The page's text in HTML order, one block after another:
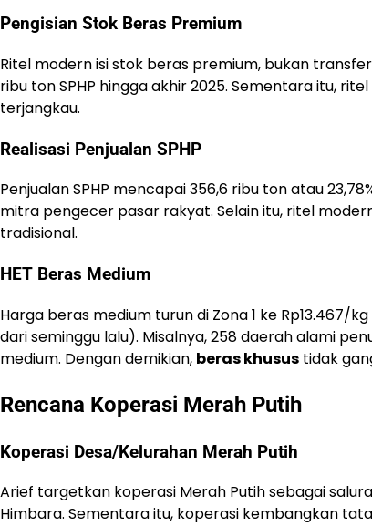
Pengisian Stok Beras Premium
Ritel modern isi stok beras premium, bukan
ribu ton SPHP hingga akhir 2025. Sementara itu,
terjangkau.
Realisasi Penjualan SPHP
Penjualan SPHP mencapai 356,6 ribu ton atau
mitra pengecer pasar rakyat. Selain itu, ritel
tradisional.
HET Beras Medium
Harga beras medium turun di Zona 1 ke Rp13.467/
dari seminggu lalu). Misalnya, 258 daerah alami
medium. Dengan demikian, beras khusus tidak
Rencana Koperasi Merah Putih
Koperasi Desa/Kelurahan Merah Putih
Arief targetkan koperasi Merah Putih sebagai
Himbara. Sementara itu, koperasi kembangkan